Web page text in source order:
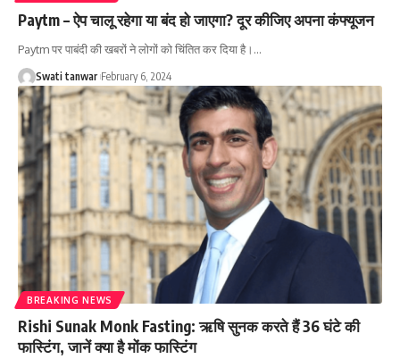
Paytm – ऐप चालू रहेगा या बंद हो जाएगा? दूर कीजिए अपना कंफ्यूजन
Paytm पर पाबंदी की खबरों ने लोगों को चिंतित कर दिया है। …
Swati tanwar February 6, 2024
BREAKING NEWS
Rishi Sunak Monk Fasting: ऋषि सुनक करते हैं 36 घंटे की
फास्टिंग, जानें क्‍या है मोंक फास्टिंग